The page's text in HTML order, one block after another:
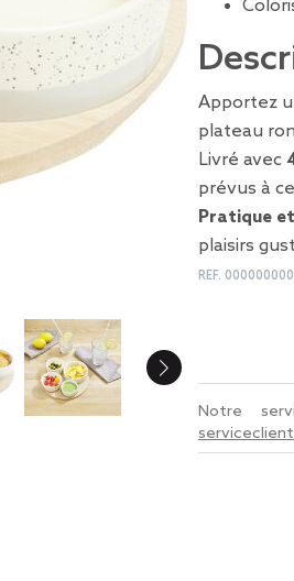
Apportez
plateau
Livré avec
prévus à
Pratique
plaisirs
REF.
Notre